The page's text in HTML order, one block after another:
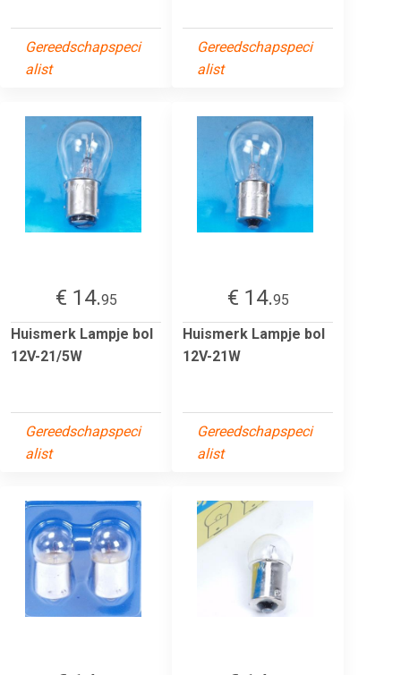
Gereedschapspeci
alist
Gereedschapspeci
alist
€ 14.95
Huismerk Lampje bol
12V-21/5W
Gereedschapspeci
alist
€ 14.95
Huismerk Lampje bol
12V-21W
Gereedschapspeci
alist